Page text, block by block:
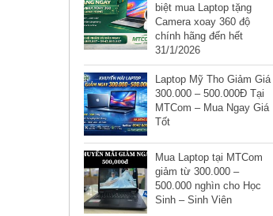
biệt mua Laptop tặng
Camera xoay 360 độ
chính hãng đến hết
31/1/2026
Laptop Mỹ Tho Giảm Giá
300.000 – 500.000Đ Tại
MTCom – Mua Ngay Giá
Tốt
Mua Laptop tại MTCom
giảm từ 300.000 –
500.000 nghìn cho Học
Sinh – Sinh Viên